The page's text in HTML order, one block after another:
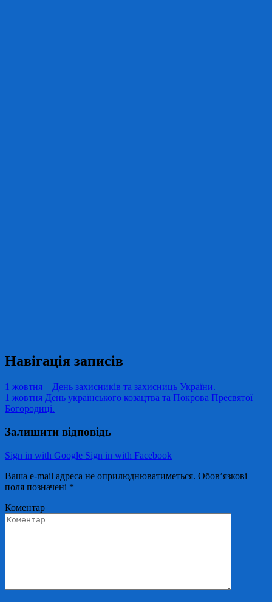
Навігація записів
1 жовтня – День захисників та захисниць України.
1 жовтня День українського козацтва та Покрова Пресвятої
Богородиці.
Залишити відповідь
Sign in with Google Sign in with Facebook
Ваша e-mail адреса не оприлюднюватиметься. Обов’язкові
поля позначені *
Коментар